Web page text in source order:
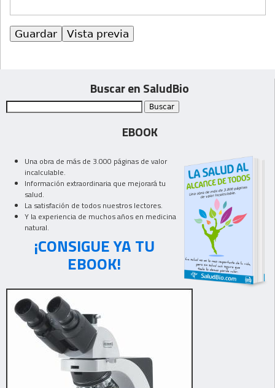
Buscar en SaludBio
EBOOK
Una obra de más de 3.000 páginas de valor
incalculable.
Información extraordinaria que mejorará tu
salud.
La satisfación de todos nuestros lectores.
Y la experiencia de muchos años en medicina
natural.
¡CONSIGUE YA TU
EBOOK!